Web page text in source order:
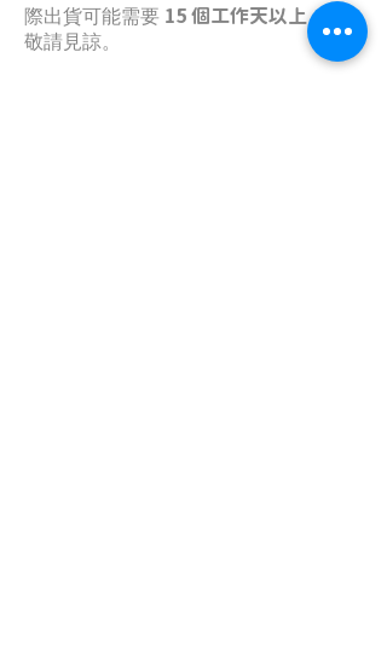
際出貨可能需要 15 個工作天以上，還
敬請見諒。